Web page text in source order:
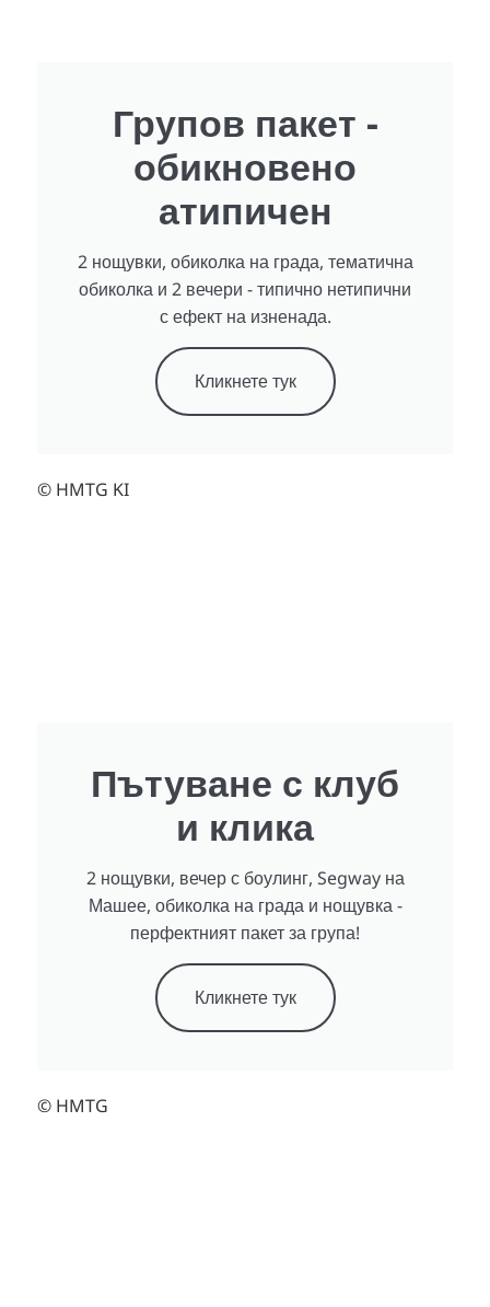
Групов пакет -
обикновено
атипичен
2 нощувки, обиколка на града, тематична
обиколка и 2 вечери - типично нетипични
с ефект на изненада.
Кликнете тук
© HMTG KI
Пътуване с клуб
и клика
2 нощувки, вечер с боулинг, Segway на
Машее, обиколка на града и нощувка -
перфектният пакет за група!
Кликнете тук
© HMTG